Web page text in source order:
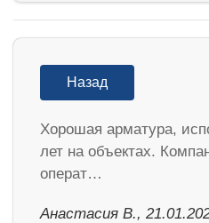
Назад
Хорошая арматура,
лет на объектах.
операт…
Анастасия В.,